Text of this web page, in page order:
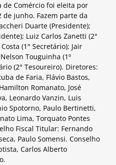
de Comércio foi eleita por
junho. Fazem parte da
Duarte (Presidente);
Luiz Carlos Zanetti (2°
(1° Secretário); Jair
Touguinha (1º
(2° Tesoureiro). Diretores:
de Faria, Flávio Bastos,
Romanato, José
Leonardo Vanzin, Luis
Spotorno, Paulo Bertinetti,
Lima, Torquato Pontes
Fiscal Titular: Fernando
Paulo Somensi. Conselho
Carlos Alberto